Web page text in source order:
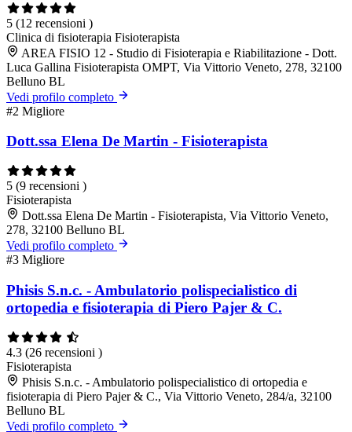
5 (12 recensioni )
Clinica di fisioterapia Fisioterapista
AREA FISIO 12 - Studio di Fisioterapia e Riabilitazione - Dott.
Luca Gallina Fisioterapista OMPT, Via Vittorio Veneto, 278, 32100
Belluno BL
Vedi profilo completo
#2 Migliore
Dott.ssa Elena De Martin - Fisioterapista
5 (9 recensioni )
Fisioterapista
Dott.ssa Elena De Martin - Fisioterapista, Via Vittorio Veneto,
278, 32100 Belluno BL
Vedi profilo completo
#3 Migliore
Phisis S.n.c. - Ambulatorio polispecialistico di
ortopedia e fisioterapia di Piero Pajer & C.
4.3 (26 recensioni )
Fisioterapista
Phisis S.n.c. - Ambulatorio polispecialistico di ortopedia e
fisioterapia di Piero Pajer & C., Via Vittorio Veneto, 284/a, 32100
Belluno BL
Vedi profilo completo